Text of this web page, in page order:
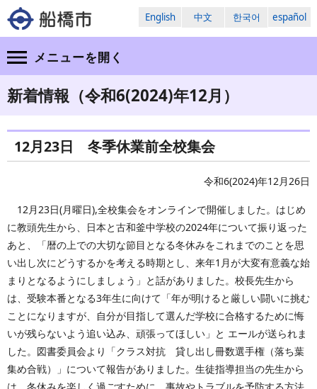
English 中文 한국어 español
メニューを開く
新着情報（令和6(2024)年12月）
12月23日 冬季休業前全校集会
令和6(2024)年12月26日
12月23日(月曜日),全校集会をオンラインで開催しました。はじめ
に教頭先生から、日本と古和釜中学校の2024年について振り返った
あと、「暦の上での大切な節目となる冬休みをこれまでのことを思
い出し次にどうするかを考える時期とし、来年1月が大変有意義な始
まりとなるようにしましょう」と話がありました。校長先生から
は、受験本番となる3年生に向けて「年が明けると厳しい闘いに挑む
ことになりますが、自分が目指して選んだ学校に合格するために悔
いが残らないよう追い込み、頑張ってほしい」と エールが送られま
した。図書委員会より「クラス対抗 貸し出し冊数選手権（落ち葉
集め合戦）」について報告がありました。生徒指導担当の先生から